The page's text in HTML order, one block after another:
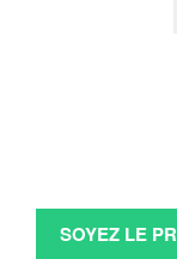
SOYEZ LE